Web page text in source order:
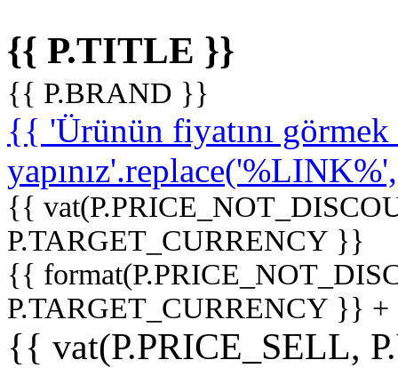
{{ P.TITLE }}
{{ P.BRAND }}
{{ 'Ürünün fiyatını
{{
P.TARGET_CURRENCY }}
{{
P.TARGET_CURRENCY }}
{{ vat(P.PRICE_SELL,